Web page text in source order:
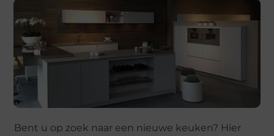
Bent u op zoek naar een nieuwe keuken? Hier